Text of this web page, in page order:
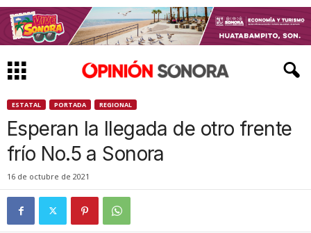
ESTATAL PORTADA REGIONAL
Esperan la llegada de otro frente
frío No.5 a Sonora
16 de octubre de 2021